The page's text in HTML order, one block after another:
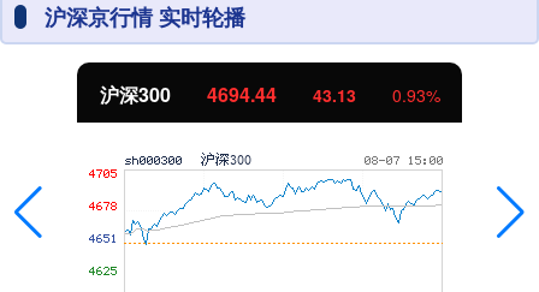
沪深京行情 实时轮播
北证50 1134.24 11.37 1.01%